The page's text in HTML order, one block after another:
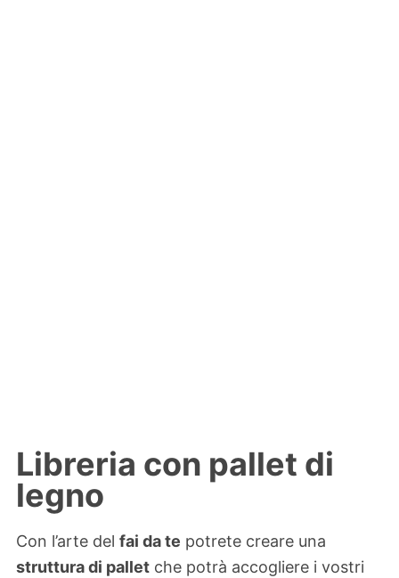
Libreria con pallet di
legno
Con l’arte del fai da te potrete creare una
struttura di pallet che potrà accogliere i vostri